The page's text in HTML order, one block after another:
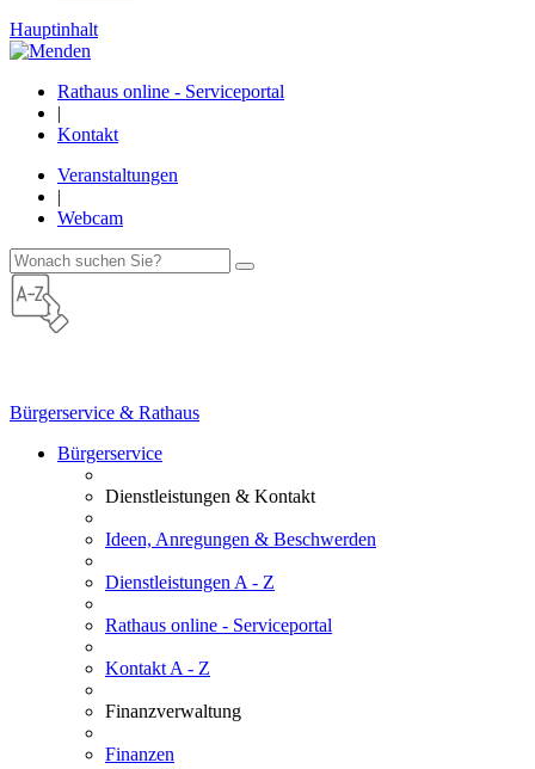
Hauptinhalt
Rathaus online - Serviceportal
|
Kontakt
Veranstaltungen
|
Webcam
Bürgerservice & Rathaus
Bürgerservice
Dienstleistungen & Kontakt
Ideen, Anregungen & Beschwerden
Dienstleistungen A - Z
Rathaus online - Serviceportal
Kontakt A - Z
Finanzverwaltung
Finanzen